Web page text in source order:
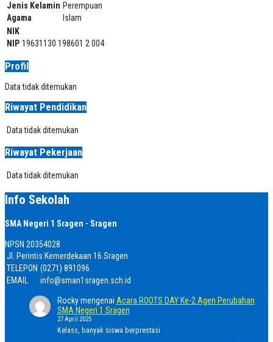
Jenis Kelamin Perempuan
Agama
Islam
NIK
NIP 19631130 198601 2 004
Profil
Data tidak ditemukan
Riwayat Pendidikan
Data tidak ditemukan
Riwayat Pekerjaan
Data tidak ditemukan
Info Sekolah
SMA Negeri 1 Sragen - Sragen
NPSN 20354028
Jl. Perintis Kemerdekaan 16 Sragen
TELEPON (0271) 891096
EMAIL
info@sman1sragen.sch.id
Rockymengenai Acara ROOTS DAY Ke-2 Agen Perubahan
SMA Negeri 1 Sragen
27 April 2025
Kelass, banyak siswa berprestasi